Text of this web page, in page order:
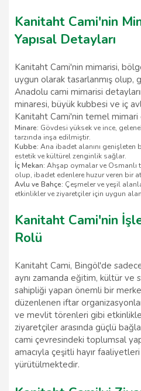
Kanitaht Cami'nin
Yapısal Detayları
Kanitaht Cami'nin mimarisi,
uygun olarak tasarlanmış olup,
Anadolu cami mimarisi
minaresi, büyük kubbesi ve iç
Kanitaht Cami'nin temel mimari
Minare: Gövdesi yüksek ve ince,
tarzında inşa edilmiştir.
Kubbe: Ana ibadet alanını genişleten
estetik ve kültürel zenginlik sağlar.
İç Mekan: Ahşap oymalar ve Osmanlı
olup, ibadet edenlere huzur veren bir
Avlu ve Bahçe: Çeşmeler ve yeşil
etkinlikler ve ziyaretçiler için uygun
Kanitaht Cami'nin
Rolü
Kanitaht Cami, Bingöl'de
aynı zamanda eğitim, kültür
sahipliği yapan önemli bir
düzenlenen iftar
ve mevlit törenleri gibi
ziyaretçiler arasında güçlü
cami çevresindeki toplumsal
amacıyla çeşitli hayır
yürütülmektedir.